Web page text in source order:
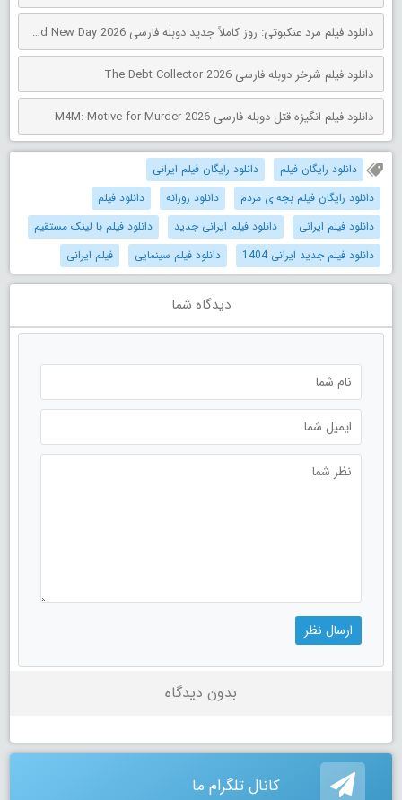
دانلود فیلم مرد عنکبوتی: روز کاملاً جدید دوبله فارسی Spider-Man: Brand New Day 2026
دانلود فیلم شرخر دوبله فارسی The Debt Collector 2026
دانلود فیلم انگیزه قتل دوبله فارسی M4M: Motive for Murder 2026
دانلود رایگان فیلم
دانلود رایگان فیلم ایرانی
دانلود رایگان فیلم بچه‌‌ ی مردم
دانلود روزانه
دانلود فیلم
دانلود فیلم ایرانی
دانلود فیلم ایرانی جدید
دانلود فیلم با لینک مستقیم
دانلود فیلم جدید ایرانی 1404
دانلود فیلم سینمایی فیلم ایرانی
دیدگاه شما
بدون دیدگاه
کانال تلگرام ما